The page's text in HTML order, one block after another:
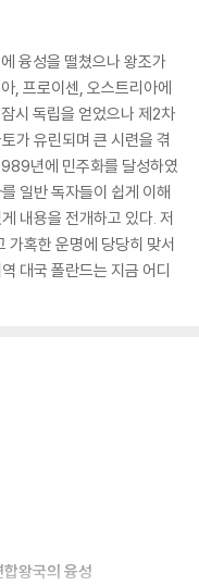
융성을 떨쳤으나 왕조가
, 프로이센, 오스트리아에
시 독립을 얻었으나 제2차
가 유린되며 큰 시련을 겪
년에 민주화를 달성하였
일반 독자들이 쉽게 이해
내용을 전개하고 있다. 저
가혹한 운명에 당당히 맞서
대국 폴란드는 지금 어디
왕국의 융성